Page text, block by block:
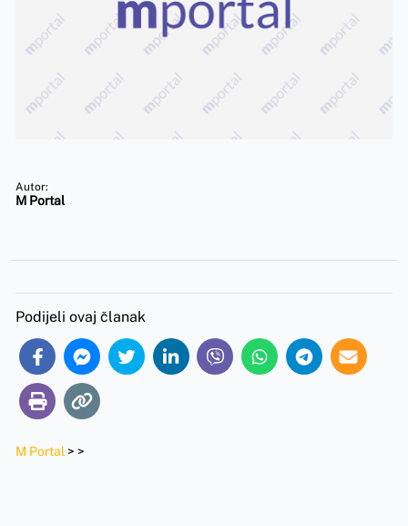
Autor:
M Portal
Podijeli ovaj članak
M Portal > >